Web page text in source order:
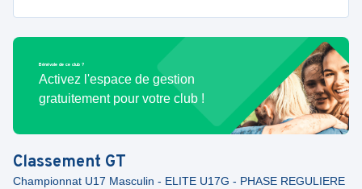
Bénévole de ce club ?
Activez l'espace de gestion
gratuitement pour votre club !
Classement GT
Championnat U17 Masculin - ELITE U17G - PHASE REGULIERE